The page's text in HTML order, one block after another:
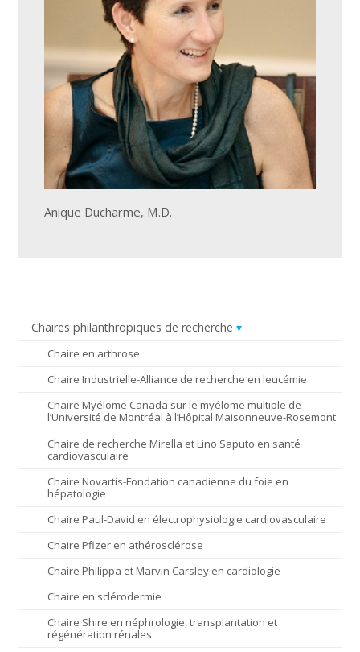
Chaires philanthropiques de recherche
Chaire en arthrose
Chaire Industrielle-Alliance de recherche en leucémie
Chaire Myélome Canada sur le myélome multiple de
l’Université de Montréal à l’Hôpital Maisonneuve-Rosemont
Chaire de recherche Mirella et Lino Saputo en santé
cardiovasculaire
Chaire Novartis-Fondation canadienne du foie en
hépatologie
Chaire Paul-David en électrophysiologie cardiovasculaire
Chaire Pfizer en athérosclérose
Chaire Philippa et Marvin Carsley en cardiologie
Chaire en sclérodermie
Chaire Shire en néphrologie, transplantation et
régénération rénales
Anique Ducharme, M.D.